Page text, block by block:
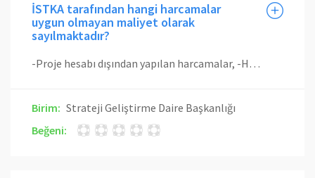
İSTKA tarafından hangi harcamalar
uygun olmayan maliyet olarak
sayılmaktadır?
-Proje hesabı dışından yapılan harcamalar, -Her ne sebeple olursa olsun projenin sözleşmede belirtilen bitiş tarihinden sonra düzenlenen faturalarla yapılan harcamalar, (Ödemelerin olası gecikmeler -ihale süreci, mal/hizmet teslimindeki gecikmeler, yurtdışı alım, gümrük işlemleri vb.- dikkate alınarak planlanması gerekmektedir.) -Üniversitemize ait işletmeler (döner sermaye vb.) ile proje ortakları veya iştiraklerinden yapılan alımlar, - Her türlü ceza, gecikme zammı, faiz, kur farkı vb. giderler, - Proje bütçesine göre süre/miktar kıstına uymayan harcamalar, (Örnek olarak, proje bütçesinde birim maliyeti 100-TL üzerinden 10 adet alınması için 1.000-TL ödenek ayrılan malzemeden 5 adet alım yapılması durumunda uygun maliyet 500-TL olacak, bu tutarın üzerindeki harcama uygun olmayan maliyet olarak kabul edilecektir.) -Proje yürütücüsü veya personeli tarafından İSTKA’ya gönderilen belgelerle (personle zaman çizelgesi vb.) uyumsuz/tutarsız olan harcamalar.
Birim: Strateji Geliştirme Daire Başkanlığı
Beğeni: